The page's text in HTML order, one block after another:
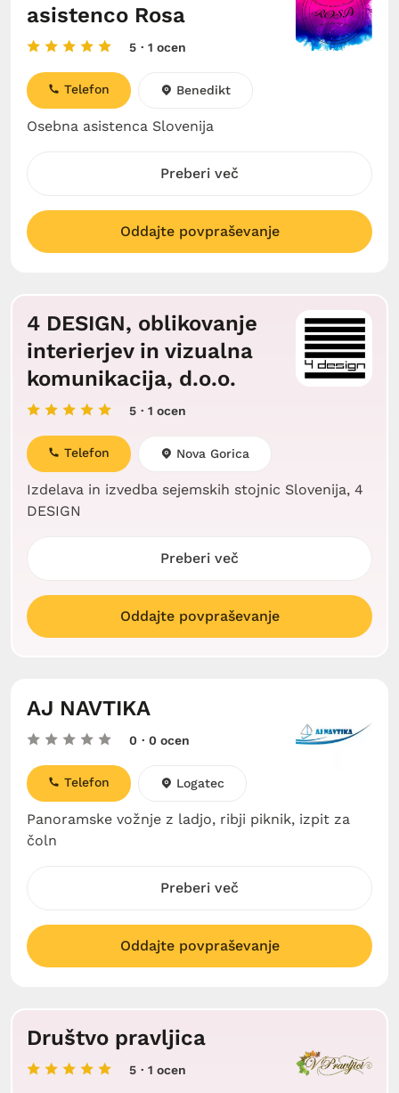
asistenco Rosa
5 · 1 ocen
Osebna asistenca Slovenija
Telefon Benedikt
Preberi več
Oddajte povpraševanje
4 DESIGN, oblikovanje
interierjev in vizualna
komunikacija, d.o.o.
5 · 1 ocen
Izdelava in izvedba sejemskih stojnic Slovenija, 4
DESIGN
Telefon Nova Gorica
Preberi več
Oddajte povpraševanje
AJ NAVTIKA
0 · 0 ocen
Panoramske vožnje z ladjo, ribji piknik, izpit za
čoln
Telefon Logatec
Preberi več
Oddajte povpraševanje
Društvo pravljica
5 · 1 ocen